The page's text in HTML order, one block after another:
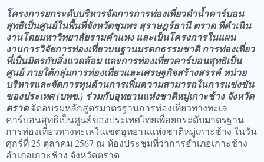
โครงการยกระดับบริหารจัดการการท่องเที่ยวดำน้ำคาร์บอน
สุทธิเป็นศูนย์ในพื้นที่จังหวัดชุมพร สุราษฎร์ธานี ตราด ที่ดำเนิน
งานโดยมหาวิทยาลัยรามคำแหง และเป็นโครงการในแผน
งานการวิจัยการท่องเที่ยวบนฐานมรดกธรรมชาติ การท่องเที่ยว
ที่เป็นมิตรกับสิ่งแวดล้อม และการท่องเที่ยวคาร์บอนสุทธิเป็น
ศูนย์ ภายใต้กลุ่มการท่องเที่ยวและเศรษฐกิจสร้างสรรค์ หน่วย
บริหารและจัดการทุนด้านการเพิ่มความสามารถในการแข่งขัน
ของประเทศ (บพข.) ร่วมกับอุทยานแห่งชาติหมู่เกาะช้าง จังหวัด
ตราดจัดอบรมหลักสูตรมาตรฐานการท่องเที่ยวทางทะเล
คาร์บอนสุทธิเป็นศูนย์ของประเทศไทยเพื่อยกระดับมาตรฐาน
การท่องเที่ยวทางทะเลในเขตอุทยานแห่งชาติหมู่เกาะช้าง ในวัน
ศุกร์ที่ 25 ตุลาคม 2567 ณ ห้องประชุมที่ว่าการอำเภอเกาะช้าง
อำเภอเกาะช้าง จังหวัดตราด